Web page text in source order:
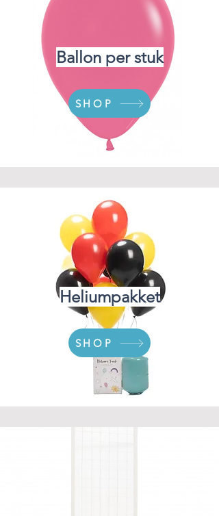
Ballon per stuk
SHOP
Heliumpakket
SHOP